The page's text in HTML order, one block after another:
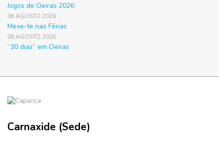
Jogos de Oeiras 2026
06 AGOSTO 2026
Mexe-te nas Férias
06 AGOSTO 2026
“30 dias” em Oeiras
Carnaxide (Sede)